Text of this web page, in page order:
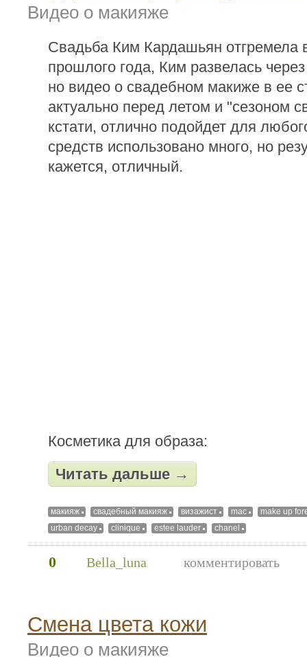
Видео о макияже
Свадьба Ким Кардашьян отгремела
прошлого года, Ким развелась
но видео о свадебном макиже в ее
актуально перед летом и "сезоном
кстати, отлично подойдет для
средств использовано много, но
кажется, отличный.
Косметика для образа:
Читать дальше →
макияж свадебный макияж визажист mac
make up
urban decay
clinique estee lauder chanel
0 Bella_luna комментировать
Смена цвета кожи
Видео о макияже